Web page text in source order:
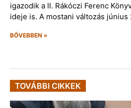
igazodik a II. Rákóczi Ferenc
ideje is. A mostani változás június
BŐVEBBEN »
TOVÁBBI CIKKEK